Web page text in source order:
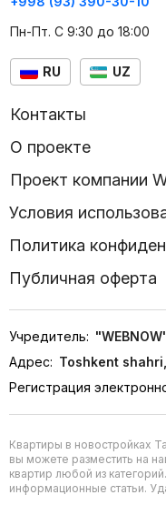
Пн-Пт. С 9:30 до 18:00
RU UZ
Контакты
О проекте
Проект компании
Условия
Политика
Публичная оферта
Учредитель:
Адрес: Toshkent
Регистрация
Квартиры в новостройках
вы можете разместить на
квартир любой из
информационные статьи.